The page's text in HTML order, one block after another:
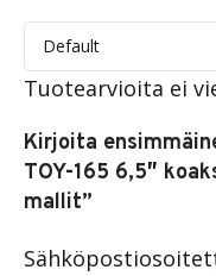
Tuotearvioita ei
Kirjoita
TOY-165 6,5″
mallit”